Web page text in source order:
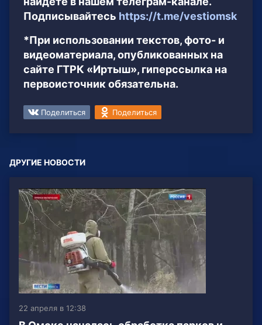
Подписывайтесь https://t.me/vestiomsk
*При использовании текстов, фото- и
видеоматериала, опубликованных на
сайте ГТРК «Иртыш», гиперссылка на
первоисточник обязательна.
Поделиться Поделиться
ДРУГИЕ НОВОСТИ
22 апреля в 12:38